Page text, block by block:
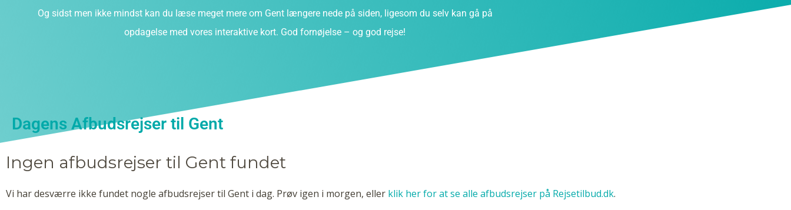
Og sidst men ikke mindst kan du læse meget mere om Gent længere nede på siden, ligesom du selv kan gå på
opdagelse med vores interaktive kort. God fornøjelse – og god rejse!
Dagens Afbudsrejser til Gent
Ingen afbudsrejser til Gent fundet
Vi har desværre ikke fundet nogle afbudsrejser til Gent i dag. Prøv igen i morgen, eller klik her for at se alle afbudsrejser på Rejsetilbud.dk.